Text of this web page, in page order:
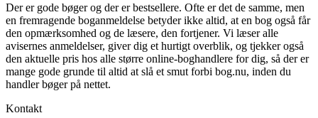
Udgivet: 17. december 1990
Der er gode bøger og der er bestsellere. Ofte er det de samme, men
en fremragende boganmeldelse betyder ikke altid, at en bog også får
den opmærksomhed og de læsere, den fortjener. Vi læser alle
avisernes anmeldelser, giver dig et hurtigt overblik, og tjekker også
den aktuelle pris hos alle større online-boghandlere for dig, så der er
mange gode grunde til altid at slå et smut forbi bog.nu, inden du
handler bøger på nettet.
Kontakt